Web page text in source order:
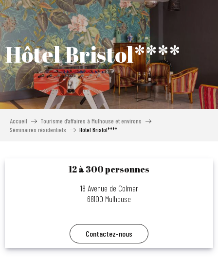
Aller
au
contenu
principal
Hôtel Bristol****
Accueil
Tourisme d’affaires à Mulhouse et environs
Séminaires résidentiels
Hôtel Bristol****
12 à 300 personnes
18 Avenue de Colmar
68100 Mulhouse
Contactez-nous